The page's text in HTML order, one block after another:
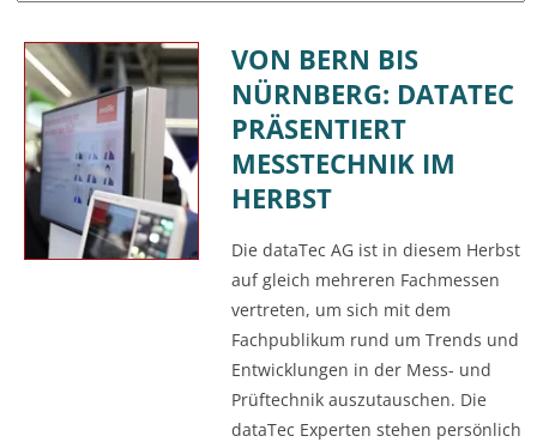
VON BERN BIS
NÜRNBERG: DATATEC
PRÄSENTIERT
MESSTECHNIK IM
HERBST
Die dataTec AG ist in diesem Herbst
auf gleich mehreren Fachmessen
vertreten, um sich mit dem
Fachpublikum rund um Trends und
Entwicklungen in der Mess- und
Prüftechnik auszutauschen. Die
dataTec Experten stehen persönlich